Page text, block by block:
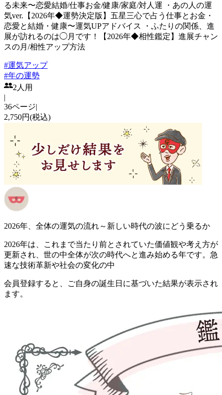
る未来〜恋愛結婚/仕事お金/健康/家庭/対人運 ・あの人の運
気ver.【2026年◆運勢決定版】五星三心で占う仕事とお金・
恋愛と結婚・健康〜運気UPアドバイス ・ふたりの関係、進
展が訪れるのは◯月です！【2026年◆相性鑑定】進展チャン
スの月/相性アップ方法
#運気アップ
#年の運勢
2人用
|
36ページ|
2,750円(税込)
2026年、全体の運気の流れ～新しい時代の波にどう乗るか
2026年は、これまで当たり前とされていた価値観や考え方が
更新され、世の中全体が次の時代へと進み始める年です。急
速な技術革新や社会の変化の中
会員登録すると、ご自身の誕生日に基づいた結果が表示され
ます。